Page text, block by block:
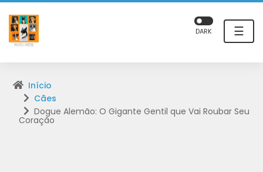
☰
DARK
Início
Cães
Dogue Alemão: O Gigante Gentil que Vai Roubar Seu
Coração